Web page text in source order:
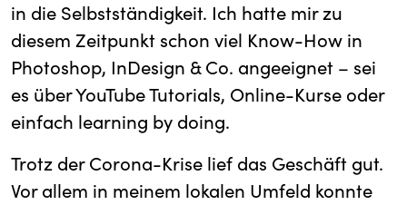
in die Selbstständigkeit. Ich hatte mir zu
diesem Zeitpunkt schon viel Know-How in
Photoshop, InDesign & Co. angeeignet – sei
es über YouTube Tutorials, Online-Kurse oder
einfach learning by doing.
Trotz der Corona-Krise lief das Geschäft gut.
Vor allem in meinem lokalen Umfeld konnte